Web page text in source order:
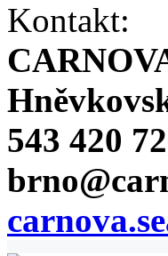
Kontakt:
543 420